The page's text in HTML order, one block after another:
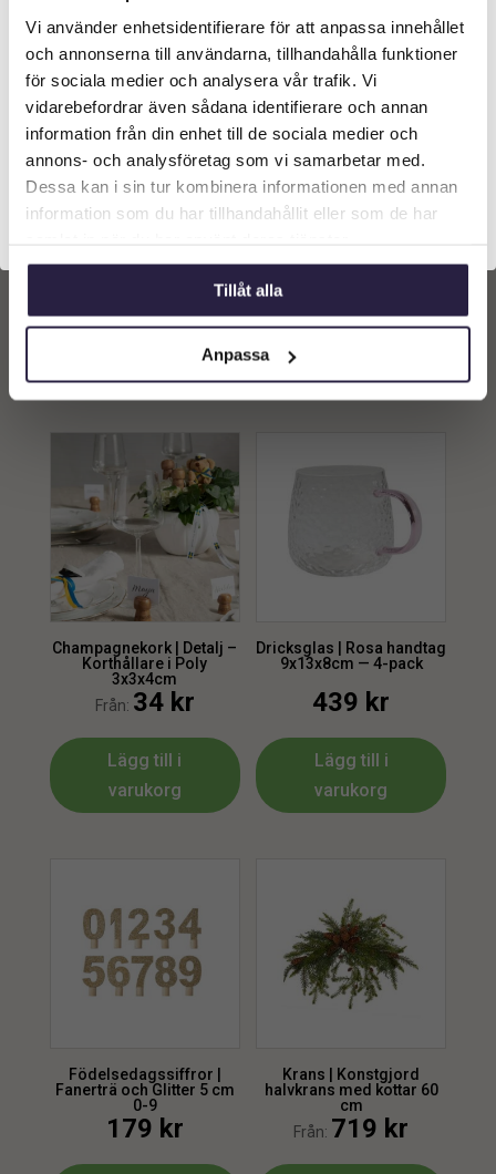
Vi använder enhetsidentifierare för att anpassa innehållet
och annonserna till användarna, tillhandahålla funktioner
för sociala medier och analysera vår trafik. Vi
vidarebefordrar även sådana identifierare och annan
information från din enhet till de sociala medier och
annons- och analysföretag som vi samarbetar med.
Dessa kan i sin tur kombinera informationen med annan
information som du har tillhandahållit eller som de har
Tillåt alla
Anpassa
Bordsunderlägg |
svart
Lägg till i
Bordsunderlägg |
Lägg till i
Champagnekork | Detalj –
Korthållare i Poly
3x3x4cm
Från: 34 kr
Lägg till i
varukorg
Dricksglas | Rosa handtag
9x13x8cm — 4-pack
439 kr
Lägg till i
varukorg
Födelsedagssiffror |
Fanerträ och Glitter 5 cm
0-9
179 kr
Krans | Konstgjord
halvkrans med kottar 60
cm
Från: 719 kr
Välkommen till Webflower
Vilken typ av kund är du? Du kan alltid justera ditt val
längst upp på sidan.
Företagskund (exkl. moms)
Privatkund (inkl. moms)